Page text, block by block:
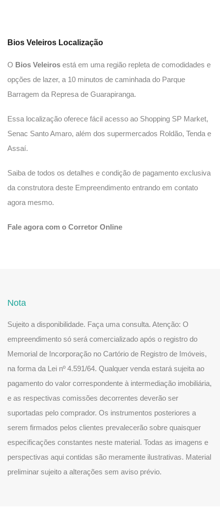
Bios Veleiros Localização
O Bios Veleiros está em uma região repleta de comodidades e
opções de lazer, a 10 minutos de caminhada do Parque
Barragem da Represa de Guarapiranga.
Essa localização oferece fácil acesso ao Shopping SP Market,
Senac Santo Amaro, além dos supermercados Roldão, Tenda e
Assaí.
Saiba de todos os detalhes e condição de pagamento exclusiva
da construtora deste Empreendimento entrando em contato
agora mesmo.
Fale agora com o Corretor Online
Nota
Sujeito a disponibilidade. Faça uma consulta. Atenção: O
empreendimento só será comercializado após o registro do
Memorial de Incorporação no Cartório de Registro de Imóveis,
na forma da Lei nº 4.591/64. Qualquer venda estará sujeita ao
pagamento do valor correspondente à intermediação imobiliária,
e as respectivas comissões decorrentes deverão ser
suportadas pelo comprador. Os instrumentos posteriores a
serem firmados pelos clientes prevalecerão sobre quaisquer
especificações constantes neste material. Todas as imagens e
perspectivas aqui contidas são meramente ilustrativas. Material
preliminar sujeito a alterações sem aviso prévio.